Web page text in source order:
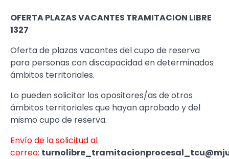
OFERTA PLAZAS VACANTES TRAMITACION LIBRE
1327
​Oferta de plazas vacantes del cupo de reserva
para personas con discapacidad en determinados
ámbitos territoriales.
Lo pueden solicitar los opositores/as de otros
ámbitos territoriales que hayan aprobado y del
mismo cupo de reserva.
Envío de la solicitud al
correo: